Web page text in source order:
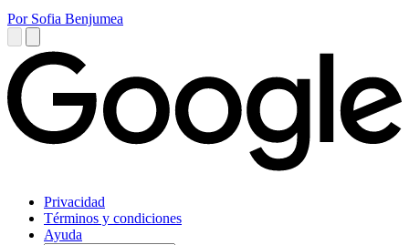
Por Sofia Benjumea
Privacidad
Términos y condiciones
Ayuda